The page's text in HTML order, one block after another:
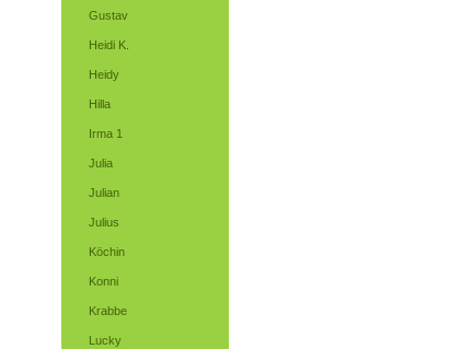
Gustav
Heidi K.
Heidy
Hilla
Irma 1
Julia
Julian
Julius
Köchin
Konni
Krabbe
Lucky